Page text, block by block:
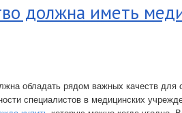
должна иметь
обладать рядом важных качеств для
специалистов в медицинских